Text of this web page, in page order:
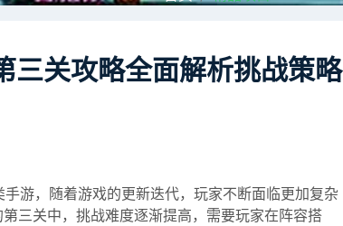
三关攻略全面解析挑战策略
游，随着游戏的更新迭代，玩家不断面临更加复杂
三关中，挑战难度逐渐提高，需要玩家在阵容搭